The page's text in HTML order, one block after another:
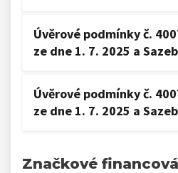
Úvěrové podmínky č.
ze dne 1. 7. 2025 a
Úvěrové podmínky č.
ze dne 1. 7. 2025 a
Značkové